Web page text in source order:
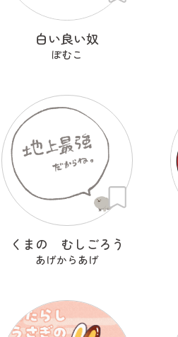
白い良い奴
ぽむこ
くまの むしごろう
あげからあげ